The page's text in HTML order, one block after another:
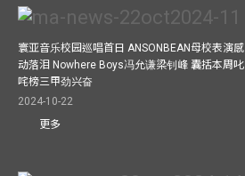
寰亚音乐校园巡唱首日 ANSONBEAN母校表演感
动落泪 Nowhere Boys冯允谦梁钊峰 囊括本周叱
咤榜三甲劲兴奋
2024-10-22
更多